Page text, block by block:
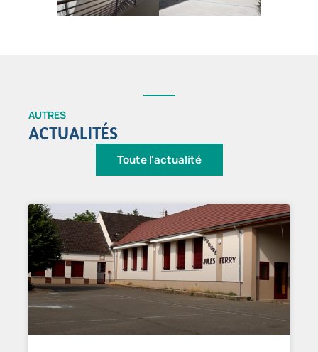
AUTRES
ACTUALITÉS
Toute l'actualité